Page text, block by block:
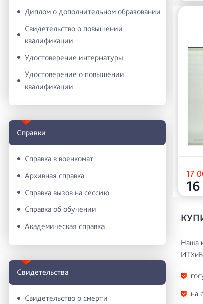
Диплом о дополнительном образовании
Свидетельство о повышении
квалификации
Удостоверение интернатуры
Удостоверение о повышении
квалификации
Справки
Справка в военкомат
Архивная справка
Справка вызов на сессию
Справка об обучении
Академическая справка
Свидетельства
Свидетельство о смерти
17
Наша
на